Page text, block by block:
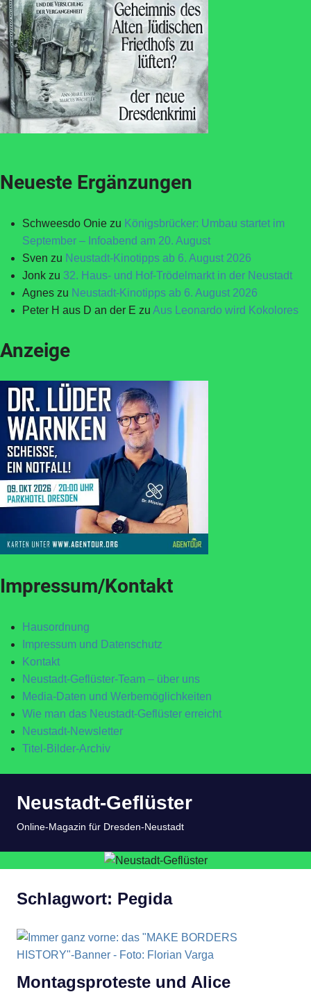
Neueste Ergänzungen
Schweesdo Onie zu Königsbrücker: Umbau startet im
September – Infoabend am 20. August
Sven zu Neustadt-Kinotipps ab 6. August 2026
Jonk zu 32. Haus- und Hof-Trödelmarkt in der Neustadt
Agnes zu Neustadt-Kinotipps ab 6. August 2026
Peter H aus D an der E zu Aus Leonardo wird Kokolores
Anzeige
Impressum/Kontakt
Hausordnung
Impressum und Datenschutz
Kontakt
Neustadt-Geflüster-Team – über uns
Media-Daten und Werbemöglichkeiten
Wie man das Neustadt-Geflüster erreicht
Neustadt-Newsletter
Titel-Bilder-Archiv
InhaltNeustadt-Geflüster
Online-Magazin für Dresden-Neustadt
Schlagwort: Pegida
Montagsproteste und Alice